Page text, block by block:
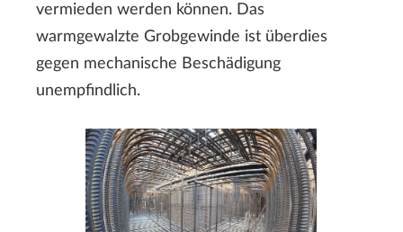
vermieden werden können. Das
warmgewalzte Grobgewinde ist überdies
gegen mechanische Beschädigung
unempfindlich.